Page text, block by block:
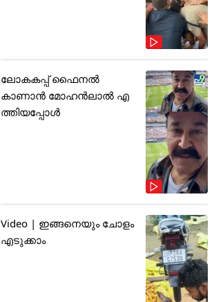
ലോകകപ്പ് ഫൈനൽ
കാണാൻ മോഹൻലാൽ എ
ത്തിയപ്പോൾ
Video | ഇങ്ങനെയും ചോളം
എടുക്കാം